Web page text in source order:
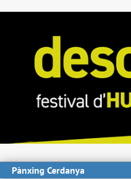
Pànxing Cerdanya